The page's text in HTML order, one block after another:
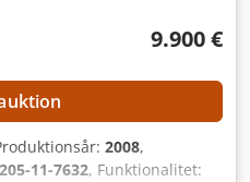
9.900 €
2008,
11-7632, Funktionalitet: